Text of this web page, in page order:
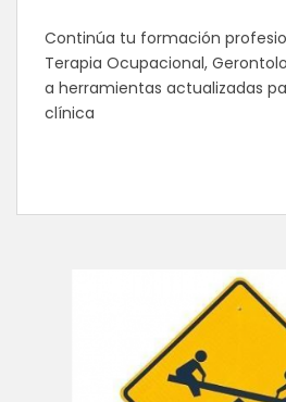
Continúa tu formación
Terapia Ocupacional,
a herramientas actualizadas
clínica